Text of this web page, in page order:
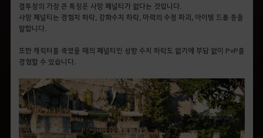
결투장의 가장 큰 특징은 사망 페널티가 없다는 것입니다.
사망 페널티는 경험치 하락, 강화수치 하락, 마력의 수정 파괴, 아이템 드롭 등을
말합니다.
또한 캐릭터를 죽였을 때의 페널티인 성향 수치 하락도 없기에 부담 없이 PvP를
경험할 수 있습니다.